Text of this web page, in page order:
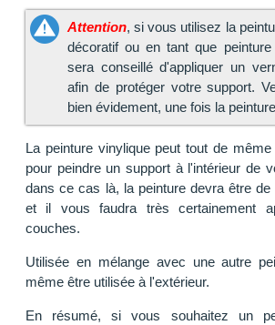
Attention, si vous utilisez la
décoratif ou en tant que
sera conseillé d'appliquer un
afin de protéger votre support.
bien évidement, une fois la
La peinture vinylique peut tout de
pour peindre un support à l'intérieur de
dans ce cas là, la peinture devra être de
et il vous faudra très certainement
couches.
Utilisée en mélange avec une autre
même être utilisée à l'extérieur.
En résumé, si vous souhaitez un